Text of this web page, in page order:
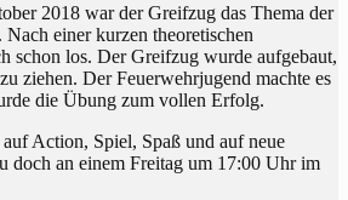
2018 war der Greifzug das Thema der
einer kurzen theoretischen
schon los. Der Greifzug wurde aufgebaut,
ziehen. Der Feuerwehrjugend machte es
die Übung zum vollen Erfolg.
Action, Spiel, Spaß und auf neue
doch an einem Freitag um 17:00 Uhr im